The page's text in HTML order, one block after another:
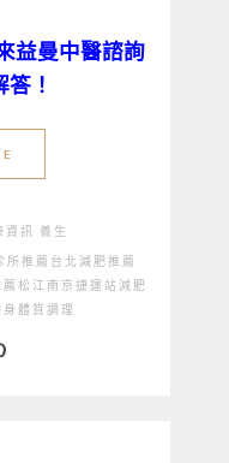
益曼中醫諮詢
！
資訊 養生
所推薦 台北減肥推薦
松江南京捷運站 減肥
身 體質調理